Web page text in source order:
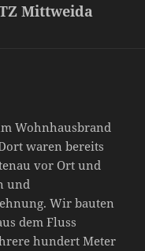
Mittweida
Wohnhausbrand
waren bereits
vor Ort und
und
Wir bauten
dem Fluss
hundert Meter